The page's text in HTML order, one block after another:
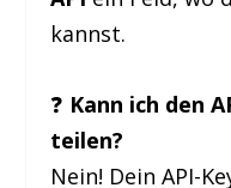
kannst.
❓ Kann ich den
teilen?
Nein! Dein API-